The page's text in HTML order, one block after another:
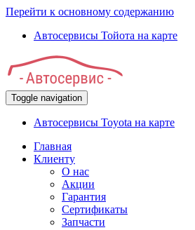
Перейти к основному содержанию
Автосервисы Тойота на карте
Toggle navigation
Автосервисы Toyota на карте
Главная
Клиенту
О нас
Акции
Гарантия
Сертификаты
Запчасти